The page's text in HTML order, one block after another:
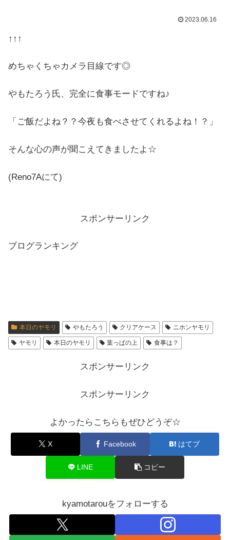
2023.06.16
↑↑↑
めちゃくちゃカメラ目線です◎
やもたろう氏、完全に食事モードですね♪
「ご飯だよね？？今夜も食べさせてくれるよね！？」
そんな心の声が聞こえてきましたよ☆
(Reno7Aにて)
スポンサーリンク
ブログランキング
本日のヤモリ やもたろう クリアケース ニホンヤモリ
ヤモリ 本日のヤモリ 葉っぱの上 食事は？
スポンサーリンク
スポンサーリンク
よかったらこちらもぜひどうぞ☆
X Facebook はてブ
LINE コピー
kyamotarouをフォローする